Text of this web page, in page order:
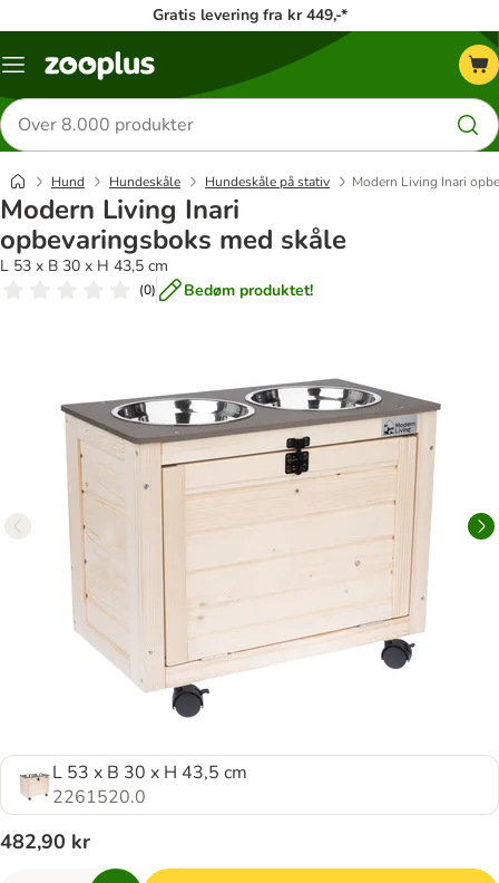
Gratis levering fra kr 449,-*
Menu
Søg
efter
produkter
Hund Hundeskåle Hundeskåle på stativ Modern Living Inari
Modern Living Inari
opbevaringsboks med skåle
L 53 x B 30 x H 43,5 cm
(0) Bedøm produktet!
L 53 x B 30 x H 43,5 cm
2261520.0
482,90 kr